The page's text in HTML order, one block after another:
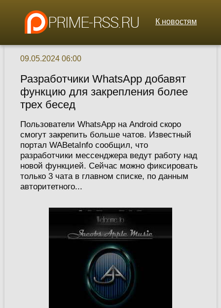
К новостям
09.05.2024 06:00
Разработчики WhatsApp добавят
функцию для закрепления более
трех бесед
Пользователи WhatsApp на Android скоро
смогут закрепить больше чатов. Известный
портал WABetaInfo сообщил, что
разработчики мессенджера ведут работу над
новой функцией. Сейчас можно фиксировать
только 3 чата в главном списке, по данным
авторитетного...